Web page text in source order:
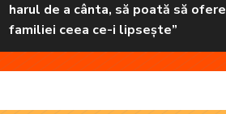
harul de a cânta, să poată să ofere
familiei ceea ce-i lipsește”